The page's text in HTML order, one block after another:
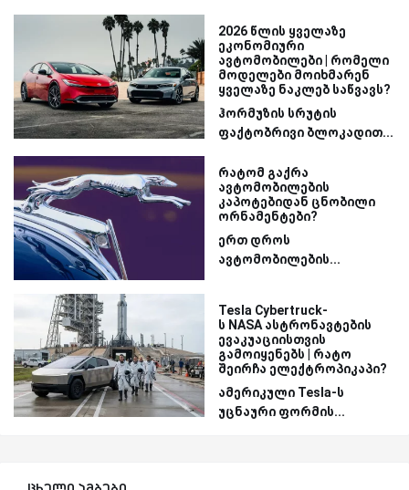
2026 წლის ყველაზე
ეკონომიური
ავტომობილები | რომელი
მოდელები მოიხმარენ
ყველაზე ნაკლებ საწვავს?
ჰორმუზის სრუტის
ფაქტობრივი ბლოკადით...
რატომ გაქრა
ავტომობილების
კაპოტებიდან ცნობილი
ორნამენტები?
ერთ დროს
ავტომობილების...
Tesla Cybertruck-
ს NASA ასტრონავტების
ევაკუაციისთვის
გამოიყენებს | რატო
შეირჩა ელექტროპიკაპი?
ამერიკული Tesla-ს
უცნაური ფორმის...